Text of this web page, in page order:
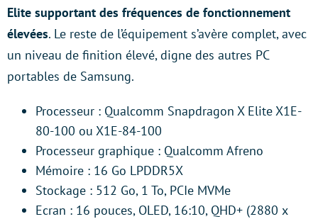
Elite supportant des fréquences de fonctionnement
élevées. Le reste de l’équipement s’avère complet, avec
un niveau de finition élevé, digne des autres PC
portables de Samsung.
Processeur : Qualcomm Snapdragon X Elite X1E-
80-100 ou X1E-84-100
Processeur graphique : Qualcomm Afreno
Mémoire : 16 Go LPDDR5X
Stockage : 512 Go, 1 To, PCIe MVMe
Ecran : 16 pouces, OLED, 16:10, QHD+ (2880 x